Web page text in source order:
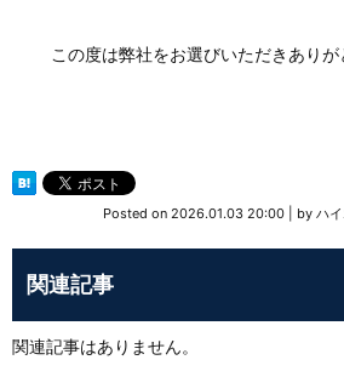
この度は弊社をお選びいただきあり
Posted on 2026.01.03 20:00 by ハ
関連記事
関連記事はありません。